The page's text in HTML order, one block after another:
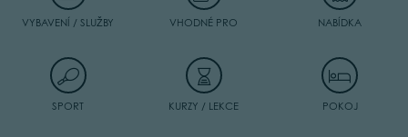
VYBAVENÍ / SLUŽBY VHODNÉ PRO NABÍDKA
SPORT KURZY / LEKCE POKOJ